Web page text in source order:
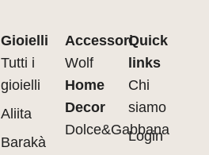
Gioielli
Tutti i
gioielli
Aliita
Barakà
Accessori
Wolf
Home
Decor
Dolce&Gabbana
Quick
links
Chi
siamo
Login